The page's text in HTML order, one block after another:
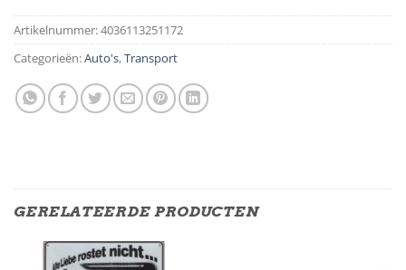
Artikelnummer:4036113251172
Categorieën:Auto's,Transport
GERELATEERDE PRODUCTEN